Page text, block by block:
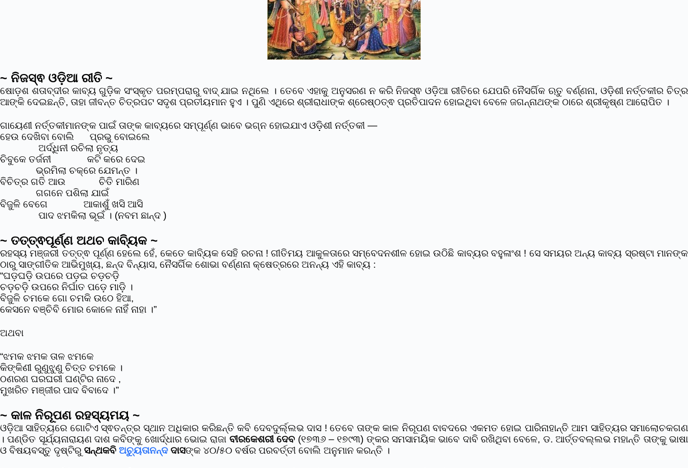
~ ନିଜସ୍ଵ ଓଡ଼ିଆ ରୀତି ~
ଷୋଡ଼ଶ ଶତାବ୍ଦୀର କାବ୍ୟ ଗୁଡ଼ିକ ସଂସ୍କୃତ ପରମ୍ପରାରୁ ବାଦ୍ ଯାଇ ନଥିଲେ । ତେବେ ଏହାକୁ ଅନୁସରଣ ନ କରି ନିଜସ୍ଵ ଓଡ଼ିଆ ରୀତିରେ ଯେପରି ନୈସର୍ଗିକ ଋତୁ ବର୍ଣ୍ଣନା, ଓଡି଼ଶୀ ନର୍ତ୍ତକୀର ଚିତ୍ର
ଆଙ୍କି ଦେଇଛନ୍ତି, ତାହା ଜୀବନ୍ତ ଚିତ୍ରପଟ ସଦୃଶ ପ୍ରତୀୟମାନ ହୁଏ । ପୁଣି ଏଥିରେ ଶ୍ରୀରାଧାଙ୍କ ଶ୍ରେଷ୍ଠତ୍ଵ ପ୍ରତିପାଦନ ହୋଇଥିବା ବେଳେ ଜଗନ୍ନାଥଙ୍କ ଠାରେ ଶ୍ରୀକୃଷ୍ଣ ଆରୋପିତ ।
ଗାୟେଣୀ ନର୍ତ୍ତକୀମାନଙ୍କ ପାଇଁ ତାଙ୍କ କାବ୍ୟରେ ସମ୍ପୂର୍ଣ୍ଣ ଭାବେ ଭଗ୍ନ ହୋଇଯାଏ ଓଡି଼ଶୀ ନର୍ତ୍ତକୀ —
ହେଉ ଦେଖିବା ବୋଲି ପ୍ରଭୁ ବୋଇଲେ
ଅର୍ଦ୍ଧିନୀ ରଚିଲା ନୃତ୍ୟ
ଚିବୁକେ ତର୍ଜନୀ କଟି କରେ ଦେଇ
ଭ୍ରମିଲା ଚକ୍ରେ ଯେମନ୍ତ ।
ବିଚିତ୍ର ଗତି ଆଉ ଚିତି ମାରିଣ
ଗଗନେ ପଶିଲା ଯାଇଁ
ବିଜୁଳି ବେଗେ ଆକାଶୁଁ ଖସି ଆସି
ପାଦ ଝମକିଲା ଭୂଇଁ । (ନବମ ଛାନ୍ଦ )
~ ତତ୍ତ୍ଵପୂର୍ଣ୍ଣ ଅଥଚ କାବ୍ୟିକ ~
ରହସ୍ୟ ମଞ୍ଜରୀ ତତ୍ତ୍ଵ ପୂର୍ଣ୍ଣ ହେଲେ ହେଁ, କେତେ କାବ୍ୟିକ ସେହି ରଚନା ! ଗୀତିମୟ ଆକୁଳତାରେ ସମ୍ବେଦନଶୀଳ ହୋଇ ଉଠିଛି କାବ୍ୟର ବହୁଳାଂଶ ! ସେ ସମୟର ଅନ୍ୟ କାବ୍ୟ ସ୍ରଷ୍ଟା ମାନଙ୍କ
ଠାରୁ ସାଙ୍ଗୀତିକ ଆଭିମୁଖ୍ୟ, ଛନ୍ଦ ବିନ୍ୟାସ, ନୈସର୍ଗିକ ଶୋଭା ବର୍ଣ୍ଣନା କ୍ଷେତ୍ରରେ ଅନନ୍ୟ ଏହି କାବ୍ୟ :
“ଘଡ଼ଘଡ଼ି ଉପରେ ପଡ଼ଇ ଚଡ଼ଚଡ଼ି
ଚଡ଼ଚଡ଼ି ଉପରେ ନିର୍ଘାତ ପଡ଼େ ମାଡ଼ି ।
ବିଜୁଳି ଚମକେ ଗୋ ଚମକି ଉଠେ ହିଆ,
କେସନେ ବଞ୍ଚିବି ମୋର କୋଳେ ନାହିଁ ନାହା ।”
ଅଥବା
“ଝମକ ଝମକ ତାଳ ଝମକେ
କିଙ୍କିଣୀ ରୁଣୁଝୁଣୁ ଚିତ୍ତ ଚମକେ ।
ଠଣରଣ ଘରଘରୀ ଘଣ୍ଟିର ନାଦେ ,
ମୁଖରିତ ମଞ୍ଜୀର ପାଦ ବିବାଦେ ।”
~ କାଳ ନିରୂପଣ ରହସ୍ୟମୟ ~
ଓଡ଼ିଆ ସାହିତ୍ୟରେ ଗୋଟିଏ ସ୍ଵତନ୍ତ୍ର ସ୍ଥାନ ଅଧିକାର କରିଛନ୍ତି କବି ଦେବଦୁର୍ଲ୍ଲଭ ଦାସ ! ତେବେ ତାଙ୍କ କାଳ ନିରୂପଣ ବାବଦରେ ଏକମତ ହୋଇ ପାରିନାହାନ୍ତି ଆମ ସାହିତ୍ୟର ସମାଲୋଚକଗଣ
। ପଣ୍ଡିତ ସୂର୍ଯ୍ୟନାରାୟଣ ଦାଶ କବିଙ୍କୁ ଖୋର୍ଦ୍ଧାର ଭୋଇ ରାଜା ବୀରକେଶରୀ ଦେବ (୧୭୩୬ – ୧୭୯୩) ଙ୍କର ସମସାମୟିକ ଭାବେ ଦାବି ରଖିଥିବା ବେଳେ, ଡ. ଆର୍ତ୍ତବଲ୍ଲଭ ମହାନ୍ତି ତାଙ୍କୁ ଭାଷା
ଓ ବିଷୟବସ୍ତୁ ଦୃଷ୍ଟିରୁ ସନ୍ଥକବି ଅଚ୍ୟୁତାନନ୍ଦ ଦାସଙ୍କ ୪୦/୫୦ ବର୍ଷର ପରବର୍ତ୍ତୀ ବୋଲି ଅନୁମାନ କରନ୍ତି ।